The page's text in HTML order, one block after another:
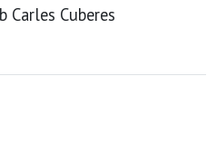
Cuberes